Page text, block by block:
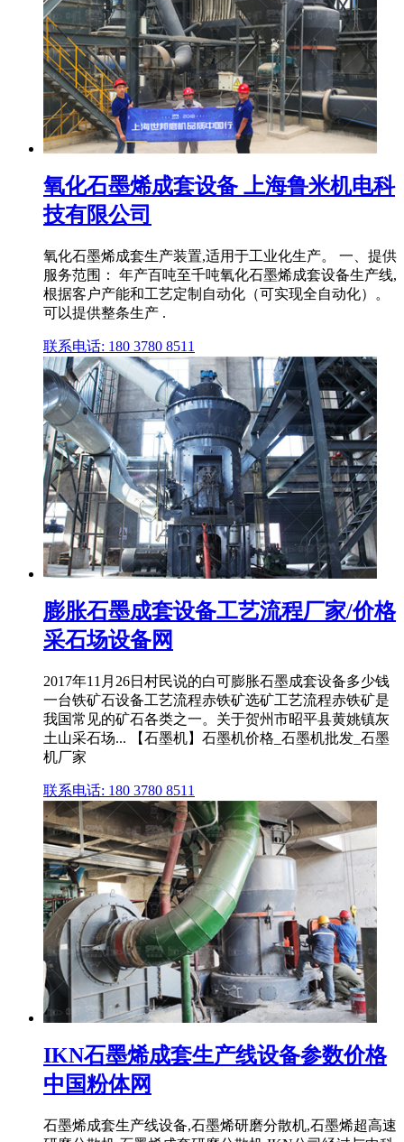
氧化石墨烯成套设备 上海鲁米机电科
技有限公司
氧化石墨烯成套生产装置,适用于工业化生产。 一、提供
服务范围： 年产百吨至千吨氧化石墨烯成套设备生产线,
根据客户产能和工艺定制自动化（可实现全自动化）。
可以提供整条生产 .
联系电话: 180 3780 8511
膨胀石墨成套设备工艺流程厂家/价格
采石场设备网
2017年11月26日村民说的白可膨胀石墨成套设备多少钱
一台铁矿石设备工艺流程赤铁矿选矿工艺流程赤铁矿是
我国常见的矿石各类之一。关于贺州市昭平县黄姚镇灰
土山采石场... 【石墨机】石墨机价格_石墨机批发_石墨
机厂家
联系电话: 180 3780 8511
IKN石墨烯成套生产线设备参数价格
中国粉体网
石墨烯成套生产线设备,石墨烯研磨分散机,石墨烯超高速